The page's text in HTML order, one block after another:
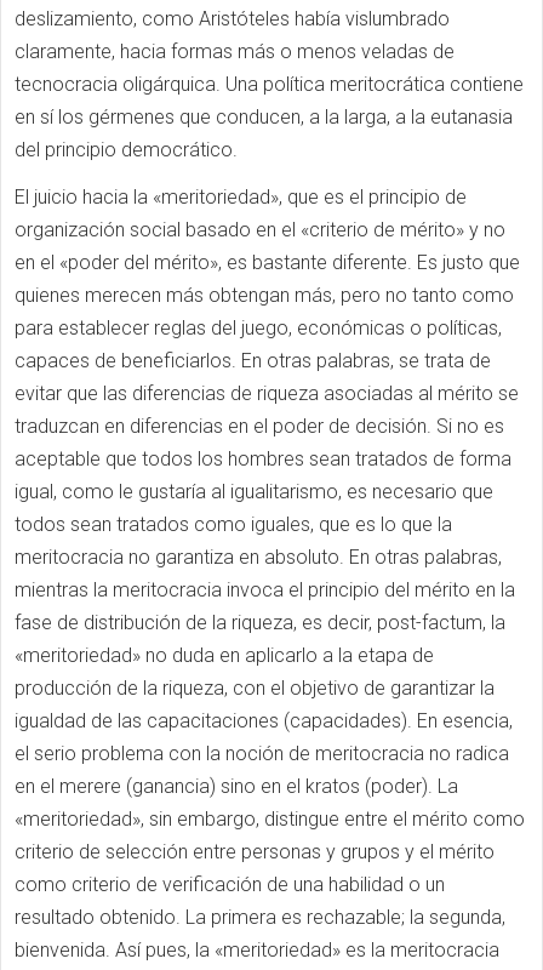
deslizamiento, como Aristóteles había vislumbrado
claramente, hacia formas más o menos veladas de
tecnocracia oligárquica. Una política meritocrática contiene
en sí los gérmenes que conducen, a la larga, a la eutanasia
del principio democrático.
El juicio hacia la «meritoriedad», que es el principio de
organización social basado en el «criterio de mérito» y no
en el «poder del mérito», es bastante diferente. Es justo que
quienes merecen más obtengan más, pero no tanto como
para establecer reglas del juego, económicas o políticas,
capaces de beneficiarlos. En otras palabras, se trata de
evitar que las diferencias de riqueza asociadas al mérito se
traduzcan en diferencias en el poder de decisión. Si no es
aceptable que todos los hombres sean tratados de forma
igual, como le gustaría al igualitarismo, es necesario que
todos sean tratados como iguales, que es lo que la
meritocracia no garantiza en absoluto. En otras palabras,
mientras la meritocracia invoca el principio del mérito en la
fase de distribución de la riqueza, es decir, post-factum, la
«meritoriedad» no duda en aplicarlo a la etapa de
producción de la riqueza, con el objetivo de garantizar la
igualdad de las capacitaciones (capacidades). En esencia,
el serio problema con la noción de meritocracia no radica
en el merere (ganancia) sino en el kratos (poder). La
«meritoriedad», sin embargo, distingue entre el mérito como
criterio de selección entre personas y grupos y el mérito
como criterio de verificación de una habilidad o un
resultado obtenido. La primera es rechazable; la segunda,
bienvenida. Así pues, la «meritoriedad» es la meritocracia